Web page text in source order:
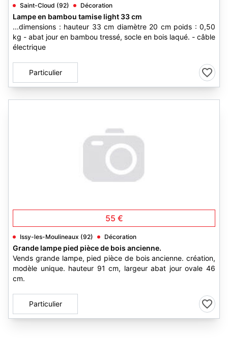
Saint-Cloud (92) Décoration
Lampe en bambou tamise light 33 cm
...dimensions : hauteur 33 cm diamètre 20 cm poids : 0,50
kg - abat jour en bambou tressé, socle en bois laqué. - câble
électrique
Particulier
55 €
Issy-les-Moulineaux (92) Décoration
Grande lampe pied pièce de bois ancienne.
Vends grande lampe, pied pièce de bois ancienne. création,
modèle unique. hauteur 91 cm, largeur abat jour ovale 46
cm.
Particulier